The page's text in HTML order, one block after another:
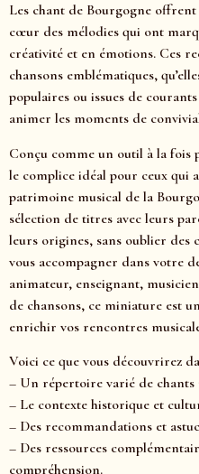
Les chant de Bourgogne
cœur des mélodies qui ont
créativité et en émotions. Ces
chansons emblématiques,
populaires ou issues de
animer les moments de
Conçu comme un outil à la fois
le complice idéal pour ceux qui
patrimoine musical de la
sélection de titres avec leurs
leurs origines, sans oublier des
vous accompagner dans votre
animateur, enseignant,
de chansons, ce miniature est
enrichir vos rencontres
Voici ce que vous découvrirez
– Un répertoire varié de
– Le contexte historique et
– Des recommandations et
– Des ressources
compréhension.